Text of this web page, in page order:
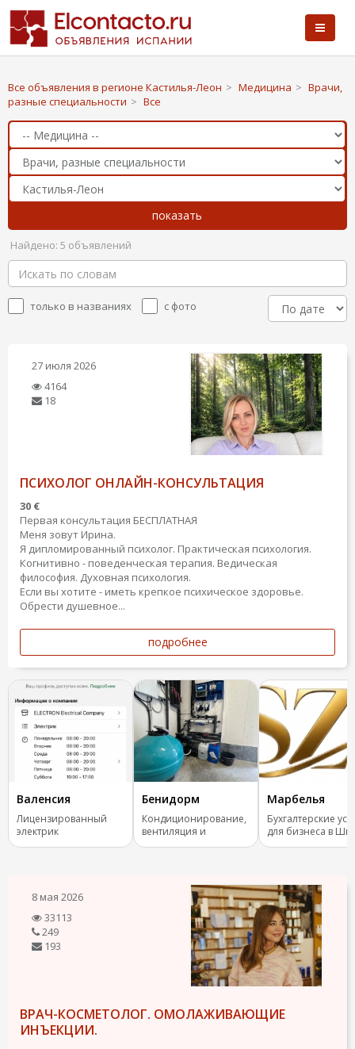
Все объявления в регионе Кастилья-Леон > Медицина > Врачи,
разные специальности > Все
Найдено: 5 объявлений
только в названиях с фото
27 июля 2026
4164
18
ПСИХОЛОГ ОНЛАЙН-КОНСУЛЬТАЦИЯ
30 €
Первая консультация БЕСПЛАТНАЯ
Меня зовут Ирина.
Я дипломированный психолог. Практическая психология.
Когнитивно - поведенческая терапия. Ведическая
философия. Духовная психология.
Если вы хотите - иметь крепкое психическое здоровье.
Обрести душевное...
подробнее
Валенсия
Лицензированный
электрик
Бенидорм
Кондиционирование,
вентиляция и
отопление.
Марбелья
Бухгалтерские
для бизнеса в
8 мая 2026
33113
249
193
ВРАЧ-КОСМЕТОЛОГ. ОМОЛАЖИВАЮЩИЕ
ИНЪЕКЦИИ.